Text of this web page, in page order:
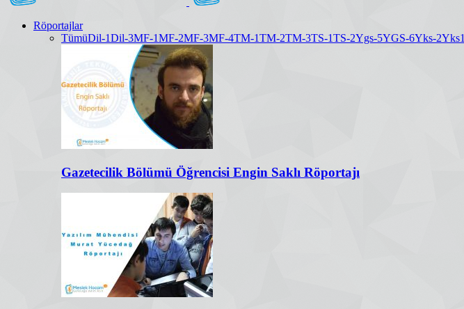
Röportajlar
TümüDil-1Dil-3MF-1MF-2MF-3MF-4TM-1TM-2TM-3TS-1TS-2Ygs-5YGS-6Yks-2Yks1
Gazetecilik Bölümü Öğrencisi Engin Saklı Röportajı